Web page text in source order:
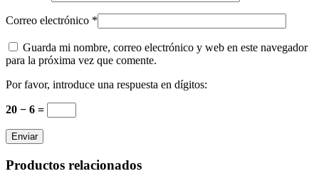
Correo electrónico *
Guarda mi nombre, correo electrónico y web en este navegador
para la próxima vez que comente.
Por favor, introduce una respuesta en dígitos:
20 − 6 =
Productos relacionados